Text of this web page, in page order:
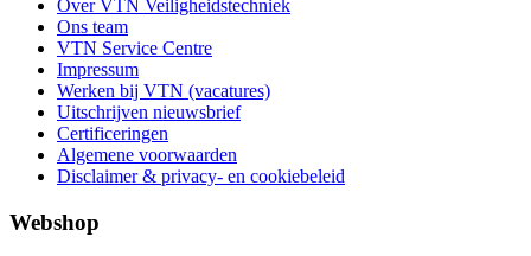
Over VTN Veiligheidstechniek
Ons team
VTN Service Centre
Impressum
Werken bij VTN (vacatures)
Uitschrijven nieuwsbrief
Certificeringen
Algemene voorwaarden
Disclaimer & privacy- en cookiebeleid
Webshop